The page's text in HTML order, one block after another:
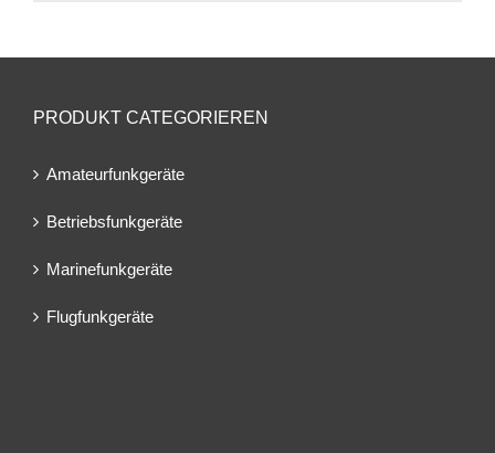
PRODUKT CATEGORIEREN
Amateurfunkgeräte
Betriebsfunkgeräte
Marinefunkgeräte
Flugfunkgeräte